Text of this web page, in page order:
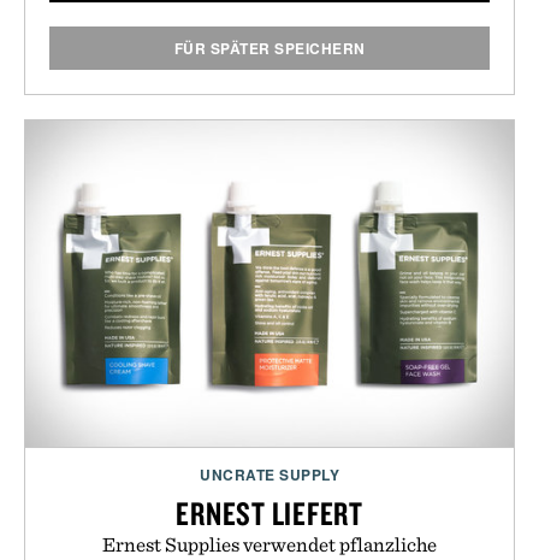
FÜR SPÄTER SPEICHERN
UNCRATE SUPPLY
ERNEST LIEFERT
Ernest Supplies verwendet pflanzliche